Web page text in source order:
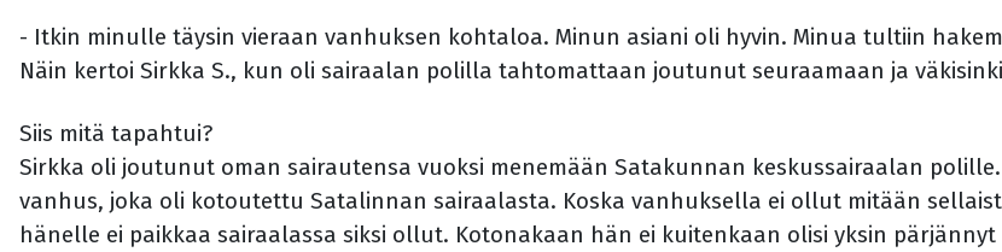
- Itkin minulle täysin vieraan vanhuksen kohtaloa. Minun asiani oli hyvin. Minua tultiin
Näin kertoi Sirkka S., kun oli sairaalan polilla tahtomattaan joutunut seuraamaan ja
Siis mitä tapahtui?
Sirkka oli joutunut oman sairautensa vuoksi menemään Satakunnan keskussairaalan
vanhus, joka oli kotoutettu Satalinnan sairaalasta. Koska vanhuksella ei ollut mitään
hänelle ei paikkaa sairaalassa siksi ollut. Kotonakaan hän ei kuitenkaan olisi yksin